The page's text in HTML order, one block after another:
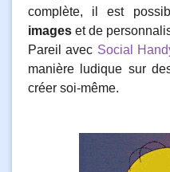
complète, il est
images et de
Pareil avec Social
manière ludique sur
créer soi-même.